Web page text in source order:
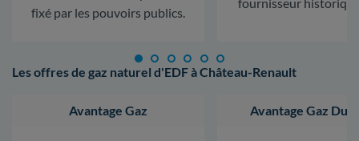
fixé par les pouvoirs publics.
fournisseur
Les offres de gaz naturel d'EDF à Château-Renault
Avantage Gaz Avantage Gaz